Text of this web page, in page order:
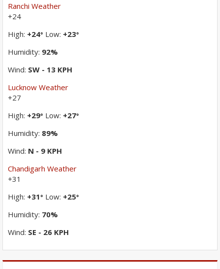
Ranchi Weather
+24
High: +24° Low: +23°
Humidity: 92%
Wind: SW - 13 KPH
Lucknow Weather
+27
High: +29° Low: +27°
Humidity: 89%
Wind: N - 9 KPH
Chandigarh Weather
+31
High: +31° Low: +25°
Humidity: 70%
Wind: SE - 26 KPH